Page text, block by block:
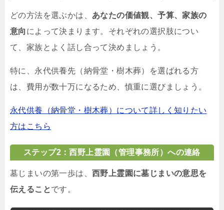
どの方法を選ぶかは、 あなたの価値観、予算、家族の
意向 によって決まります。それぞれの選択肢につい
て、家族とよく話し合って決めましょう。
特に、永代供養先（納骨堂・樹木葬）を選ばれる方
は、費用が数十万になるため、慎重に選びましょう。
永代供養（納骨堂・樹木葬）について詳しく知りたい
方はこちら
ステップ2：西野上霊園（管理事務所）への連絡
墓じまいの第一歩は、 西野上霊園に墓じまいの意思を
伝えることです。